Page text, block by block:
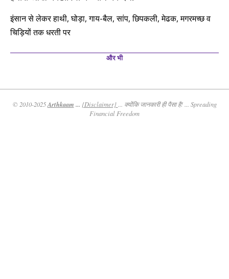
इंसान से लेकर हाथी, घोड़ा, गाय-बैल, सांप, छिपकली, मेढक, मगरमच्छ व
चिड़ियों तक धरती पर
और भी
© 2010-2025Arthkaam ... {Disclaimer}
... क्योंकि जानकारी ही पैसा है! ... Spreading
Financial Freedom